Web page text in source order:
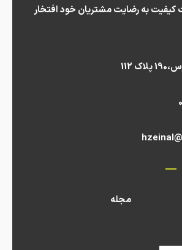
به رضایت مشتریان خود افتخار
112
مجله